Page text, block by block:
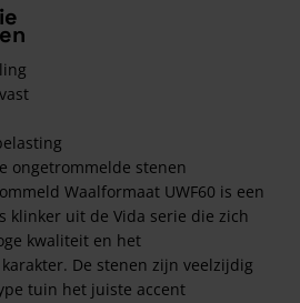
ongetrommelde stenen
Waalformaat UWF60 is een
klinker uit de Vida serie die zich
kwaliteit en het
De stenen zijn veelzijdig
tuin het juiste accent